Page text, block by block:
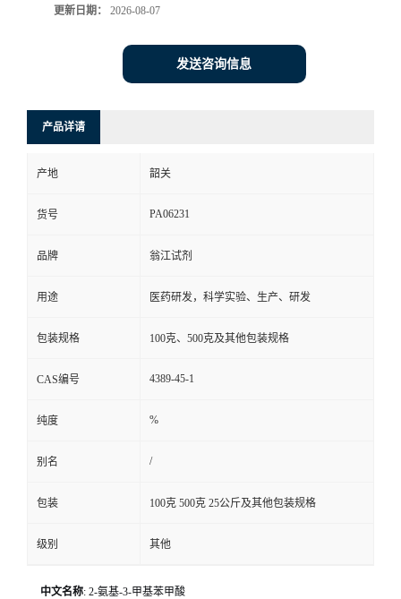
更新日期： 2026-08-07
发送咨询信息
产品详请
产地 韶关
货号 PA06231
品牌 翁江试剂
用途 医药研发，科学实验、生产、研发
包装规格 100克、500克及其他包装规格
CAS编号 4389-45-1
纯度 %
别名 /
包装 100克 500克 25公斤及其他包装规格
级别 其他
中文名称: 2-氨基-3-甲基苯甲酸